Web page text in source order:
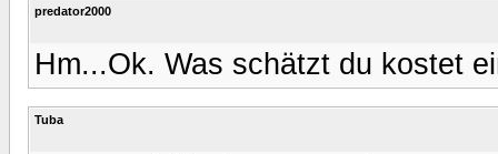
predator2000
Hm...Ok. Was schätzt du kostet
Tuba